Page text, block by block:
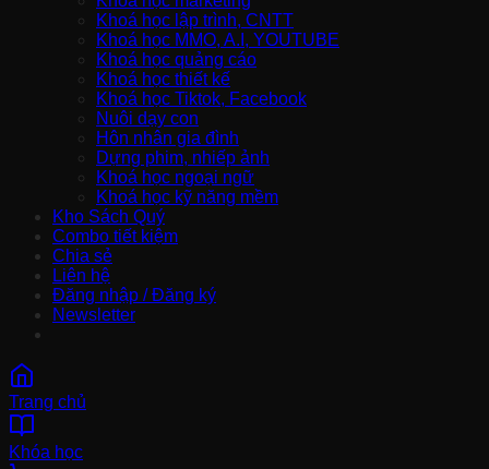
Khoá học lập trình, CNTT
Khoá học MMO, A.I, YOUTUBE
Khoá học quảng cáo
Khoá học thiết kế
Khoá học Tiktok, Facebook
Nuôi dạy con
Hôn nhân gia đình
Dựng phim, nhiếp ảnh
Khoá học ngoại ngữ
Khoá học kỹ năng mềm
Kho Sách Quý
Combo tiết kiệm
Chia sẻ
Liên hệ
Đăng nhập / Đăng ký
Newsletter
Trang chủ
Khóa học